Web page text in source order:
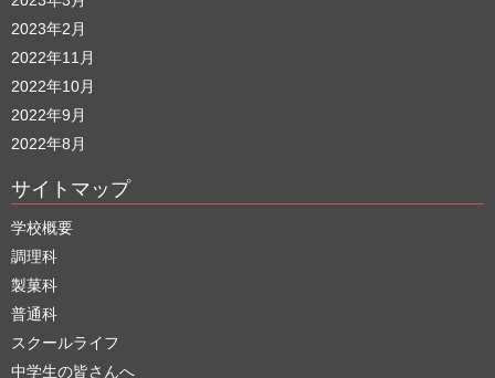
2023年2月
2022年11月
2022年10月
2022年9月
2022年8月
サイトマップ
学校概要
調理科
製菓科
普通科
スクールライフ
中学生の皆さんへ